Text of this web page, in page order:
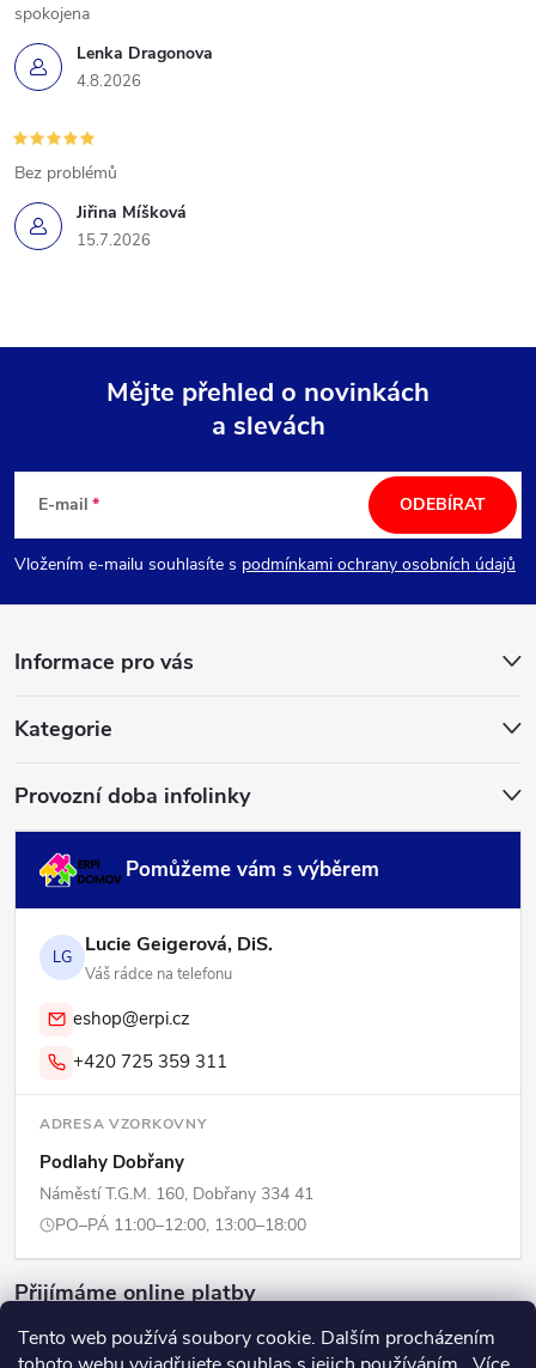
Tento web používá soubory cookie. Dalším procházením
Lenka Dragonova
4.8.2026
spokojena
Jiřina Míšková
15.7.2026
Bez problémů
p
a
Mějte přehled o novinkách
a slevách
E-mail
Vložením e-mailu souhlasíte s podmínkami ochrany osobních údajů
ODEBÍRAT
Informace pro vás
Kategorie
Provozní doba infolinky
Pomůžeme vám s výběrem
LG Lucie Geigerová, DiS.
Váš rádce na telefonu
eshop@erpi.cz
+420 725 359 311
ADRESA VZORKOVNY
Podlahy Dobřany
Náměstí T.G.M. 160, Dobřany 334 41
PO–PÁ 11:00–12:00, 13:00–18:00
Přijímáme online platby